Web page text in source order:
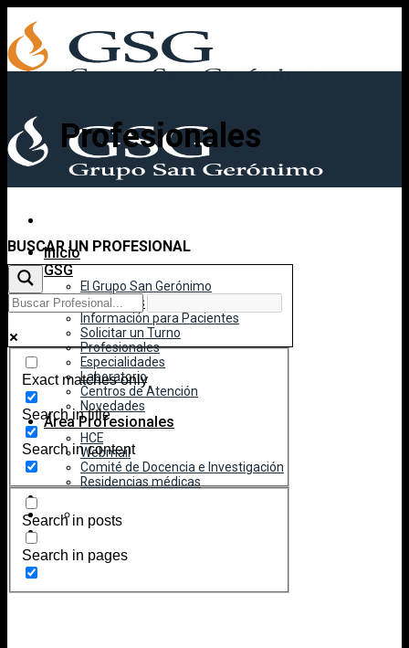
content
Inicio
GSG
El Grupo San Gerónimo
Área Pacientes
Información para Pacientes
Solicitar un Turno
Profesionales
Especialidades
Laboratorio
Centros de Atención
Novedades
Área Profesionales
HCE
Webmail
Comité de Docencia e Investigación
Residencias médicas
Profesionales
BUSCAR UN PROFESIONAL
Exact matches only
Search in title
Search in content
Search in posts
Search in pages